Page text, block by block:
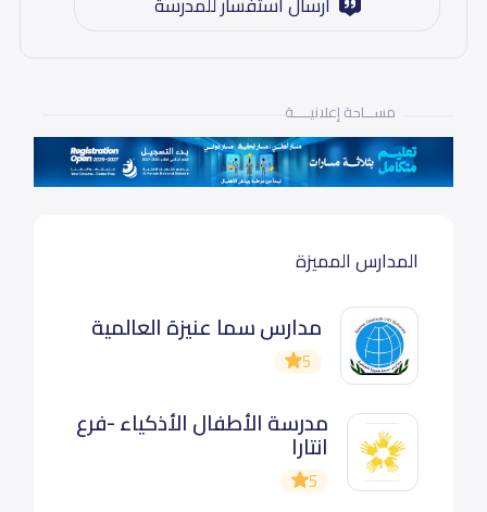
مســـاحة إعلانيـــــة
المدارس المميزة
مدارس سما عنيزة العالمية
5
مدرسة الأطفال الأذكياء -فرع
انتارا
5